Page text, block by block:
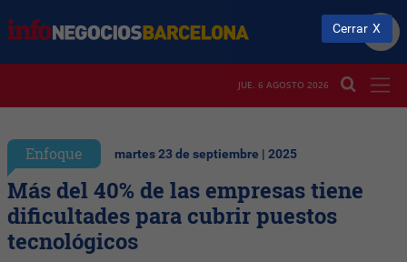
JUE. 6 AGOSTO 2026
Enfoque martes 23 de septiembre | 2025
Más del 40% de las empresas tiene
dificultades para cubrir puestos
tecnológicos
Cerrar